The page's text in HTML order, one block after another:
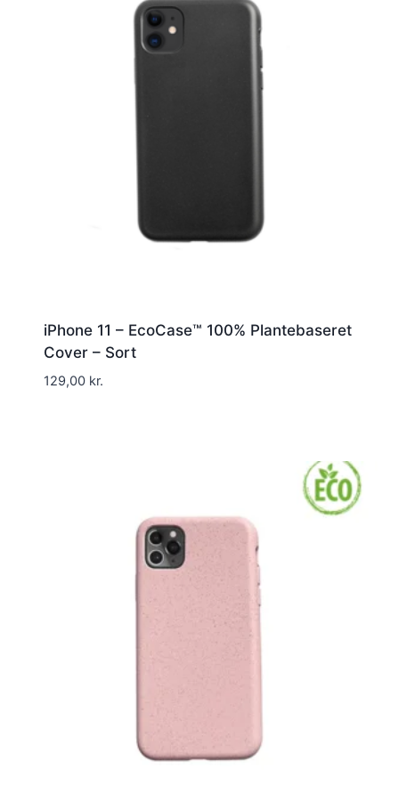
iPhone 11 – EcoCase™ 100% Plantebaseret
Cover – Sort
129,00 kr.